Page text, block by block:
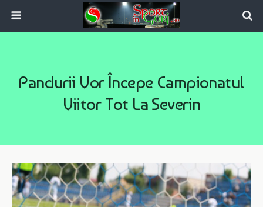
Pandurii Vor Începe Campionatul
Viitor Tot La Severin